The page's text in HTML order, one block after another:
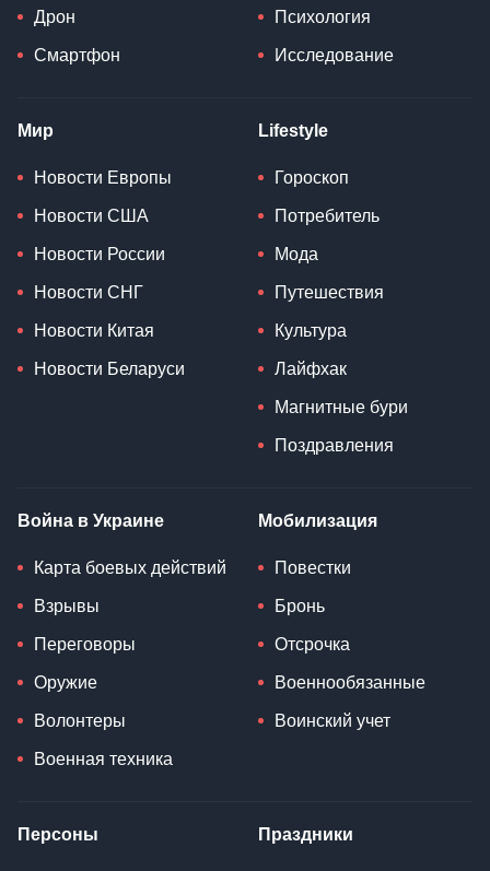
Дрон
Смартфон
Психология
Исследование
Мир
Новости Европы
Новости США
Новости России
Новости СНГ
Новости Китая
Новости Беларуси
Lifestyle
Гороскоп
Потребитель
Мода
Путешествия
Культура
Лайфхак
Магнитные бури
Поздравления
Война в Украине
Карта боевых действий
Взрывы
Переговоры
Оружие
Волонтеры
Военная техника
Мобилизация
Повестки
Бронь
Отсрочка
Военнообязанные
Воинский учет
Персоны Праздники